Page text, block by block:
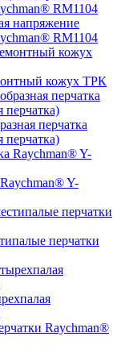
напряжение
RM1104
кожух ТРК
перчатка
перчатка)
Y-
перчатки